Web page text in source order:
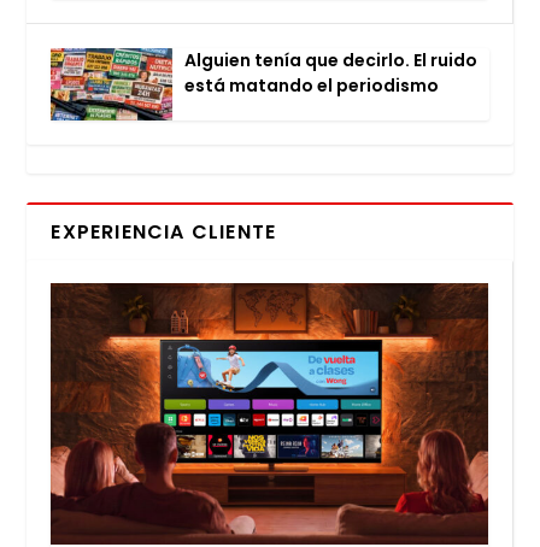
Alguien tenía que decir­lo. El rui­do
está matan­do el perio­dis­mo
EXPERIENCIA CLIENTE